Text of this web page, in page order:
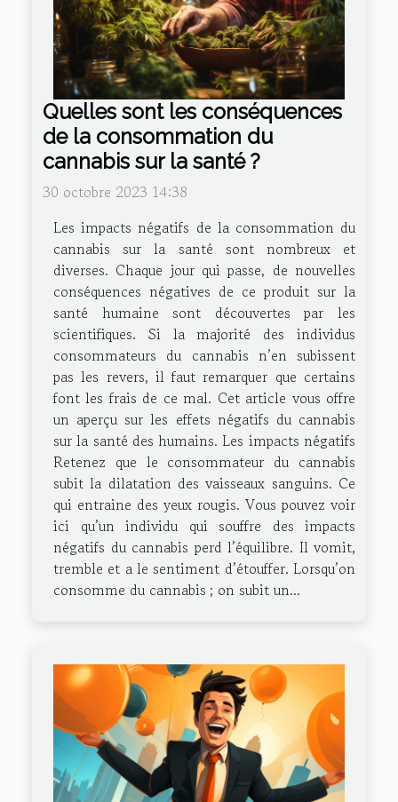
Quelles sont les conséquences
de la consommation du
cannabis sur la santé ?
30 octobre 2023 14:38
Les impacts négatifs de la consommation du
cannabis sur la santé sont nombreux et
diverses. Chaque jour qui passe, de nouvelles
conséquences négatives de ce produit sur la
santé humaine sont découvertes par les
scientifiques. Si la majorité des individus
consommateurs du cannabis n’en subissent
pas les revers, il faut remarquer que certains
font les frais de ce mal. Cet article vous offre
un aperçu sur les effets négatifs du cannabis
sur la santé des humains. Les impacts négatifs
Retenez que le consommateur du cannabis
subit la dilatation des vaisseaux sanguins. Ce
qui entraine des yeux rougis. Vous pouvez voir
ici qu’un individu qui souffre des impacts
négatifs du cannabis perd l’équilibre. Il vomit,
tremble et a le sentiment d’étouffer. Lorsqu’on
consomme du cannabis ; on subit un...